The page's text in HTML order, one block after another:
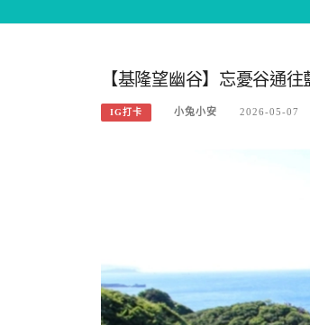
【基隆望幽谷】忘憂谷通
IG打卡 小兔小安 2026-05-07